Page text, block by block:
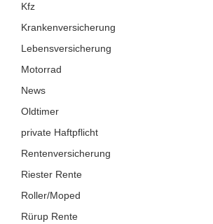
Kfz
Krankenversicherung
Lebensversicherung
Motorrad
News
Oldtimer
private Haftpflicht
Rentenversicherung
Riester Rente
Roller/Moped
Rürup Rente